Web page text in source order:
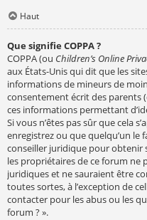
Haut
Que signifie COPPA ?
COPPA (ou Children’s Online
aux États-Unis qui dit que les
informations de mineurs de
consentement écrit des parents
ces informations permettant
Si vous n’êtes pas sûr que cela
enregistrez ou que quelqu’un le
conseiller juridique pour obtenir
les propriétaires de ce forum ne
juridiques et ne sauraient être
toutes sortes, à l’exception de
contacter pour les abus ou les
forum ? ».